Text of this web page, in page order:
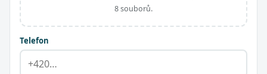
8 souborů.
Telefon